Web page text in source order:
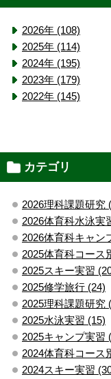
2026年 (108)
2025年 (114)
2024年 (195)
2023年 (179)
2022年 (145)
カテゴリ
2026理科課題研究
2026体育科水泳実
2026体育科キャン
2025体育科コース
2025スキー実習
2025修学旅行 (24)
2025理科課題研究
2025水泳実習 (15)
2025キャンプ実習
2024体育科コース
2024スキー実習